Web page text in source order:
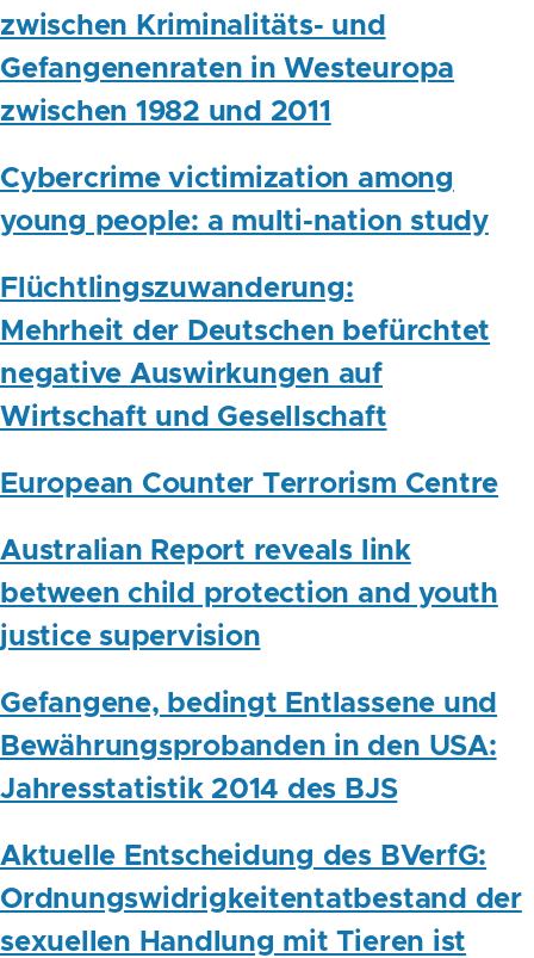
zwischen Kriminalitäts- und
Gefangenenraten in Westeuropa
zwischen 1982 und 2011
Cybercrime victimization among
young people: a multi-nation study
Flüchtlingszuwanderung:
Mehrheit der Deutschen befürchtet
negative Auswirkungen auf
Wirtschaft und Gesellschaft
European Counter Terrorism Centre
Australian Report reveals link
between child protection and youth
justice supervision
Gefangene, bedingt Entlassene und
Bewährungsprobanden in den USA:
Jahresstatistik 2014 des BJS
Aktuelle Entscheidung des BVerfG:
Ordnungswidrigkeitentatbestand der
sexuellen Handlung mit Tieren ist